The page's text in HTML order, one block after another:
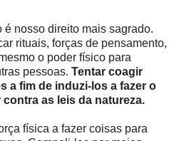
nosso direito mais sagrado.
rituais, forças de pensamento,
o poder físico para
pessoas. Tentar coagir
a fim de induzi-los a fazer o
as leis da natureza.
física a fazer coisas para